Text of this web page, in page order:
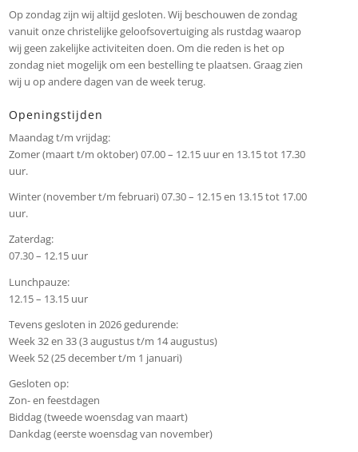
Op zondag zijn wij altijd gesloten. Wij beschouwen de zondag
vanuit onze christelijke geloofsovertuiging als rustdag waarop
wij geen zakelijke activiteiten doen. Om die reden is het op
zondag niet mogelijk om een bestelling te plaatsen. Graag zien
wij u op andere dagen van de week terug.
Openingstijden
Maandag t/m vrijdag:
Zomer (maart t/m oktober) 07.00 – 12.15 uur en 13.15 tot 17.30
uur.
Winter (november t/m februari) 07.30 – 12.15 en 13.15 tot 17.00
uur.
Zaterdag:
07.30 – 12.15 uur
Lunchpauze:
12.15 – 13.15 uur
Tevens gesloten in 2026 gedurende:
Week 32 en 33 (3 augustus t/m 14 augustus)
Week 52 (25 december t/m 1 januari)
Gesloten op:
Zon- en feestdagen
Biddag (tweede woensdag van maart)
Dankdag (eerste woensdag van november)